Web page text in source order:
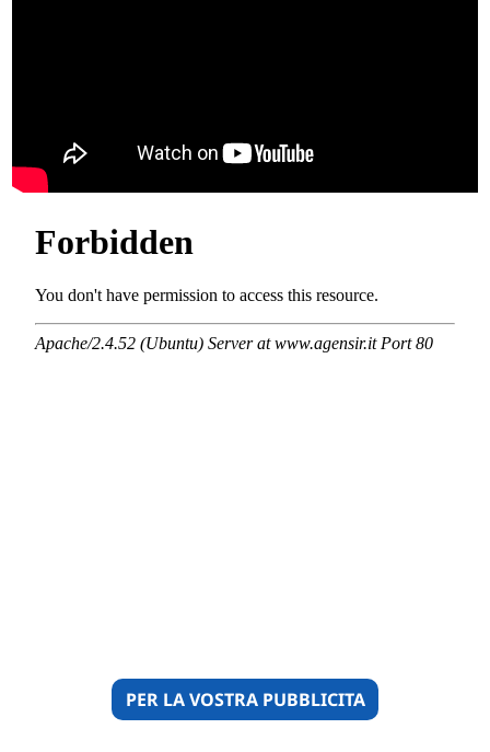
PER LA VOSTRA PUBBLICITA